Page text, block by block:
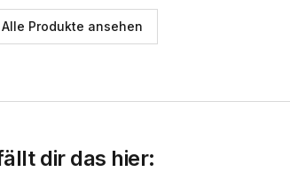
Alle Produkte ansehen
dir das hier: